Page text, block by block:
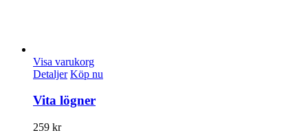
Visa varukorg
Detaljer Köp nu
Vita lögner
259 kr